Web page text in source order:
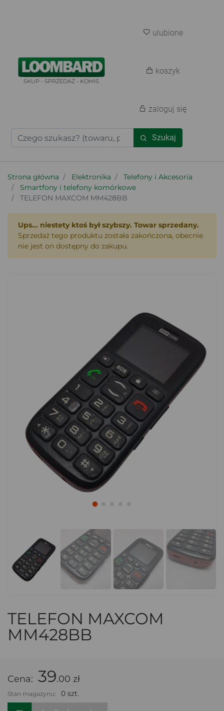
SKUP - SPRZEDAŻ - KOMIS
Szukaj
ulubione
koszyk
zaloguj się
Strona główna Elektronika
Telefony i Akcesoria
Smartfony i telefony komórkowe
TELEFON MAXCOM MM428BB
Ups... niestety ktoś był szybszy. Towar sprzedany.
Sprzedaż tego produktu została zakończona, obecnie
nie jest on dostępny do zakupu.
TELEFON MAXCOM
MM428BB
Cena: 39.00 zł
Stan magazynu: 0 szt.